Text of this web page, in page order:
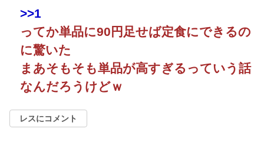
>>1
ってか単品に90円足せば定食にできるの
に驚いた
まあそもそも単品が高すぎるっていう話
なんだろうけどｗ
レスにコメント